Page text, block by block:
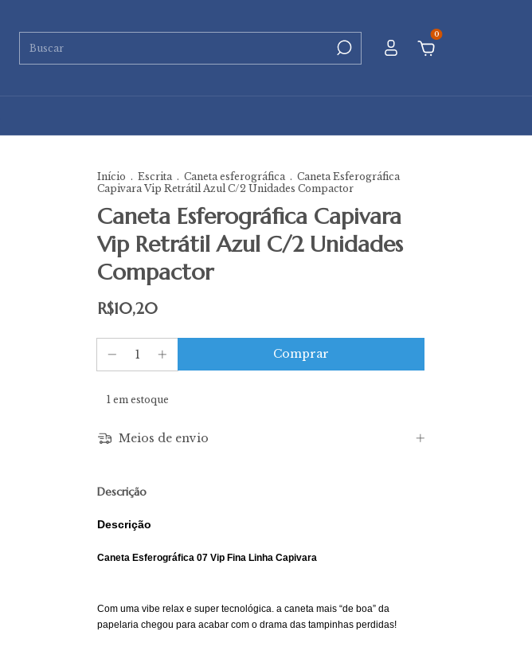
0
Início . Escrita . Caneta esferográfica . Caneta Esferográfica
Capivara Vip Retrátil Azul C/2 Unidades Compactor
Caneta Esferográfica Capivara
Vip Retrátil Azul C/2 Unidades
Compactor
R$10,20
1em estoque
Meios de envio
Descrição
Descrição
Caneta Esferográfica 07 Vip Fina Linha Capivara
Com uma vibe relax e super tecnológica. a caneta mais “de boa” da
papelaria chegou para acabar com o drama das tampinhas perdidas!